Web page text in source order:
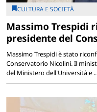
CULTURA E SOCIETÀ
Massimo Trespidi
presidente del
Massimo Trespidi è stato
Conservatorio Nicolini. Il
del Ministero dell'Università e